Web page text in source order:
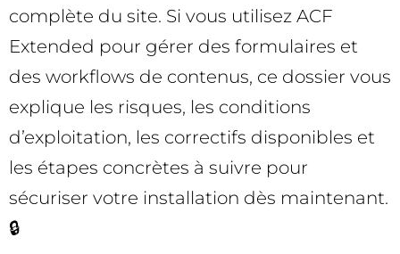
complète du site. Si vous utilisez ACF
Extended pour gérer des formulaires et
des workflows de contenus, ce dossier vous
explique les risques, les conditions
d’exploitation, les correctifs disponibles et
les étapes concrètes à suivre pour
sécuriser votre installation dès maintenant.
🔒